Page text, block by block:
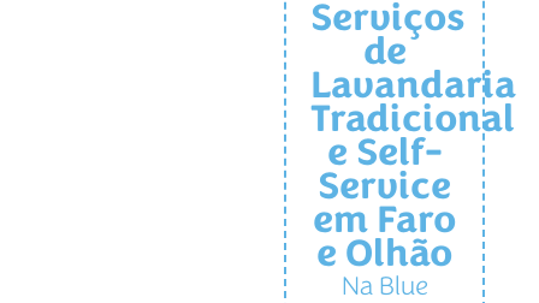
Serviços
de
Lavandaria
Tradicional
e Self-
Service
em Faro
e Olhão
Na Blue